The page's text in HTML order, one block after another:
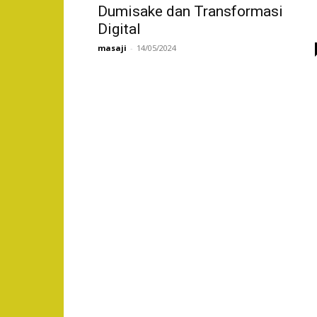
Dumisake dan Transformasi
Digital
masaji - 14/05/2024